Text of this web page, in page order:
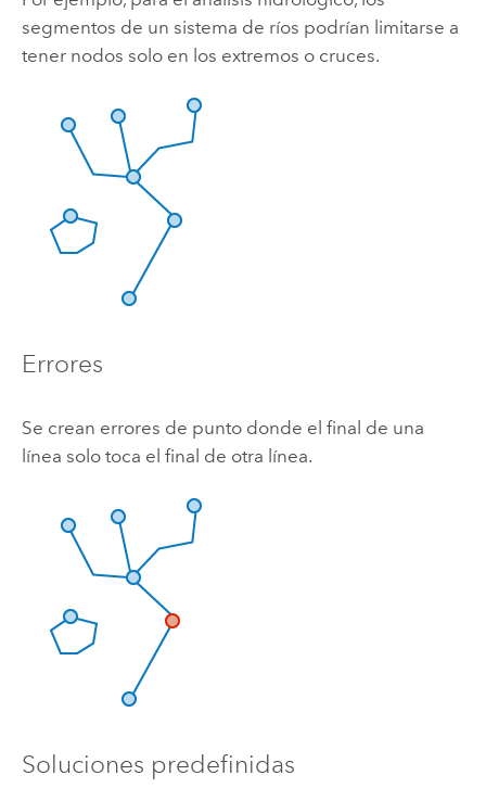
segmentos de un sistema de ríos podrían limitarse a
tener nodos solo en los extremos o cruces.
Errores
Se crean errores de punto donde el final de una
línea solo toca el final de otra línea.
Soluciones predefinidas